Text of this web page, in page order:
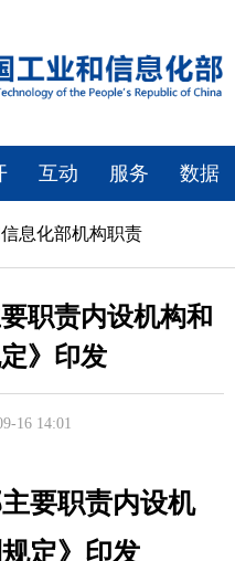
互动 服务 数据
息化部机构职责
职责内设机构和
》印发
16 14:01
要职责内设机
定》印发